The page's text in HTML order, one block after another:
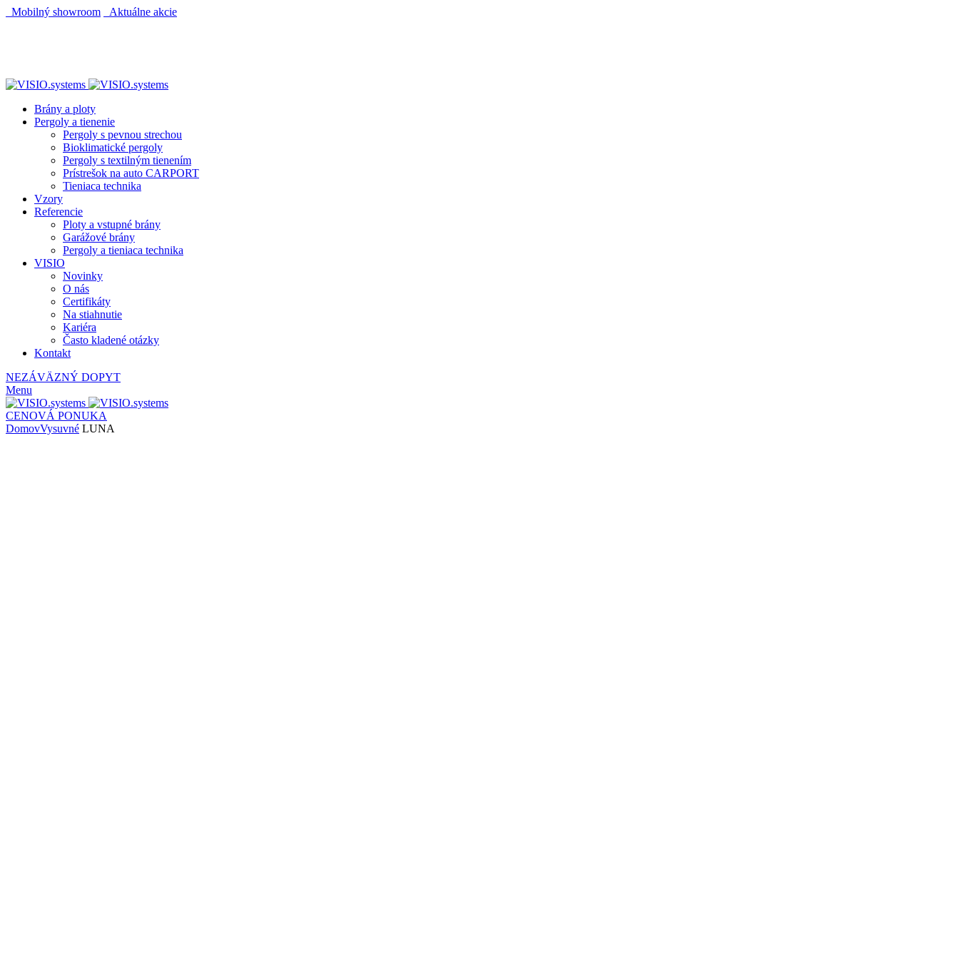
Mobilný showroom
Aktuálne akcie
Brány a ploty
Pergoly a tienenie
Pergoly s pevnou strechou
Bioklimatické pergoly
Pergoly s textilným tienením
Prístrešok na auto CARPORT
Tieniaca technika
Vzory
Referencie
Ploty a vstupné brány
Garážové brány
Pergoly a tieniaca technika
VISIO
Novinky
O nás
Certifikáty
Na stiahnutie
Kariéra
Často kladené otázky
Kontakt
NEZÁVÄZNÝ DOPYT
Menu
CENOVÁ PONUKA
DomovVysuvné LUNA